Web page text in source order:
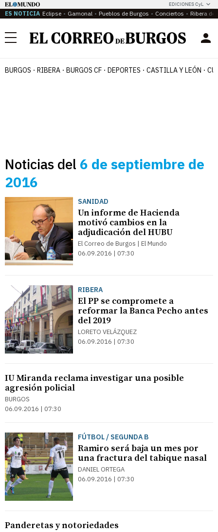
EDICIONES CyL
ES NOTICIA Eclipse Gamonal Pueblos de Burgos Conciertos Ribera del
Menú
BURGOS RIBERA BURGOS CF DEPORTES CASTILLA Y LEÓN
Noticias del 6 de septiembre de
2016
SANIDAD
Un informe de Hacienda
motivó cambios en la
adjudicación del HUBU
El Correo de Burgos | El Mundo
06.09.2016 | 07:30
RIBERA
El PP se compromete a
reformar la Banca Pecho antes
del 2019
LORETO VELÁZQUEZ
06.09.2016 | 07:30
IU Miranda reclama investigar una posible
agresión policial
BURGOS
06.09.2016 | 07:30
FÚTBOL / SEGUNDA B
Ramiro será baja un mes por
una fractura del tabique nasal
DANIEL ORTEGA
06.09.2016 | 07:30
Panderetas y notoriedades